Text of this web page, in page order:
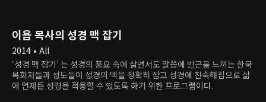
이욥 목사의 성경 맥 잡기
2014 • All
‘성경 맥 잡기’ 는 성경의 풍요 속에 살면서도 말씀에 빈곤을 느끼는 한국
목회자들과 성도들이 성경의 맥을 정확히 잡고 성경에 친숙해짐으로 삶
에 언제든 성경을 적용할 수 있도록 하기 위한 프로그램이다.